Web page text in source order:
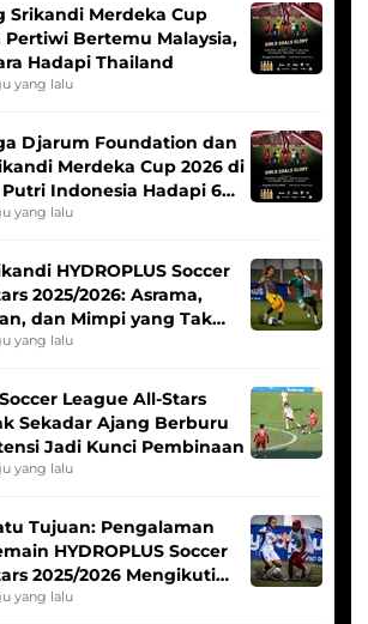
Srikandi Merdeka Cup
Pertiwi Bertemu Malaysia,
Hadapi Thailand
yang lalu
Djarum Foundation dan
Merdeka Cup 2026 di
Putri Indonesia Hadapi 6
yang lalu
HYDROPLUS Soccer
2025/2026: Asrama,
dan Mimpi yang Tak
yang lalu
League All-Stars
Sekadar Ajang Berburu
Jadi Kunci Pembinaan
yang lalu
Tujuan: Pengalaman
HYDROPLUS Soccer
2025/2026 Mengikuti
Indonesia Putri
yang lalu